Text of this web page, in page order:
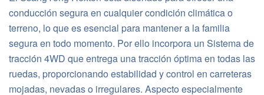
conducción segura en cualquier condición climática o
terreno, lo que es esencial para mantener a la familia
segura en todo momento. Por ello incorpora un Sistema de
tracción 4WD que entrega una tracción óptima en todas las
ruedas, proporcionando estabilidad y control en carreteras
mojadas, nevadas o irregulares. Aspecto especialmente